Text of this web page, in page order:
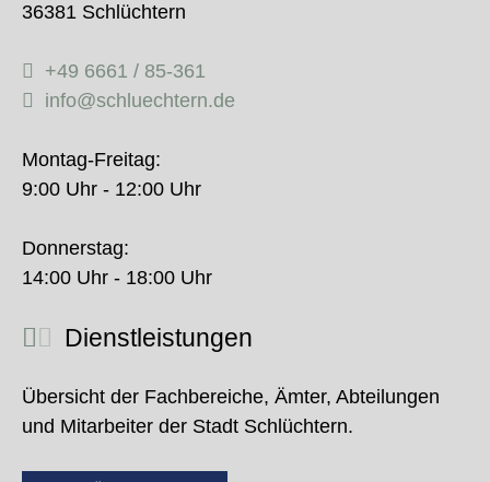
36381 Schlüchtern
+49 6661 / 85-361
info@schluechtern.de
Montag-Freitag:
9:00 Uhr - 12:00 Uhr
Donnerstag:
14:00 Uhr - 18:00 Uhr
Dienstleistungen
Übersicht der Fachbereiche, Ämter, Abteilungen
und Mitarbeiter der Stadt Schlüchtern.